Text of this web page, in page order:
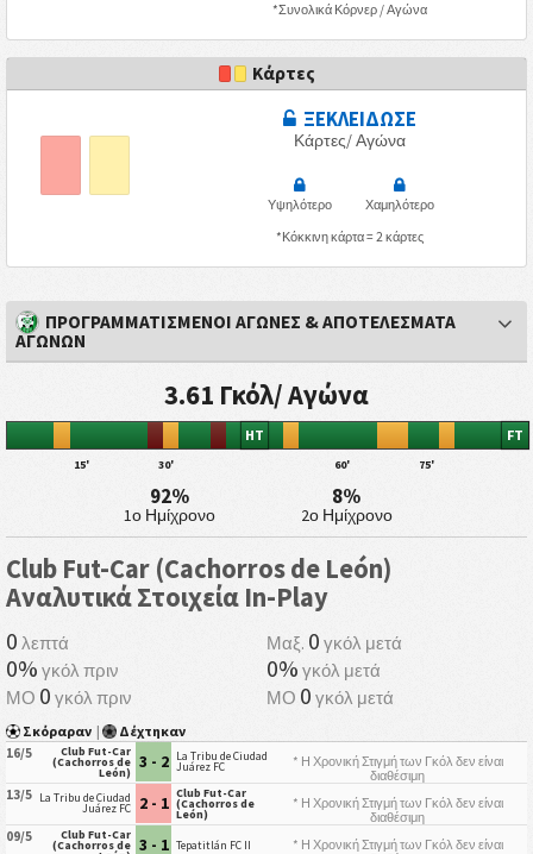
*Συνολικά Κόρνερ / Αγώνα
Κάρτες
ΞΕΚΛΕΙΔΩΣΕ
Κάρτες/ Αγώνα
Υψηλότερο
Χαμηλότερο
*Κόκκινη κάρτα = 2 κάρτες
ΠΡΟΓΡΑΜΜΑΤΙΣΜΕΝΟΙ ΑΓΩΝΕΣ & ΑΠΟΤΕΛΕΣΜΑΤΑ
ΑΓΩΝΩΝ
3.61 Γκόλ/ Αγώνα
15' 30'
HT
60' 75'
FT
92%
1ο Ημίχρονο
8%
2ο Ημίχρονο
Club Fut-Car (Cachorros de León)
Αναλυτικά Στοιχεία In-Play
0 λεπτά Μαξ. 0 γκόλ μετά
0% γκόλ πριν 0% γκόλ μετά
ΜΟ 0 γκόλ πριν ΜΟ 0 γκόλ μετά
Σκόραραν | Δέχτηκαν
16/5 Club Fut-Car
(Cachorros de
León) 3 - 2 La Tribu de Ciudad
Juárez FC
* Η Χρονική Στιγμή των Γκόλ δεν είναι
διαθέσιμη
13/5 La Tribu de Ciudad
Juárez FC 2 - 1 Club Fut-Car
(Cachorros de
León)
* Η Χρονική Στιγμή των Γκόλ δεν είναι
διαθέσιμη
09/5
Club Fut-Car
(Cachorros de 3 - 1 Tepatitlán FC II
* Η Χρονική Στιγμή των Γκόλ δεν είναι